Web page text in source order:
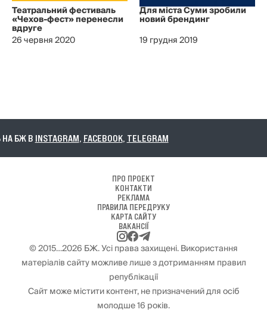
Театральний фестиваль
«Чехов-фест» перенесли
вдруге
26 червня 2020
Для міста Суми зробили
новий брендинг
19 грудня 2019
БЖ В INSTAGRAM,FACEBOOK,TELEGRAM
ПРО ПРОЕКТ
КОНТАКТИ
РЕКЛАМА
ПРАВИЛА ПЕРЕДРУКУ
КАРТА САЙТУ
ВАКАНСІЇ
© 2015…2026 БЖ. Усі права захищені. Використання
матеріалів сайту можливе лише з дотриманням правил
републікації
Сайт може містити контент, не призначений для осіб
молодше 16 років.